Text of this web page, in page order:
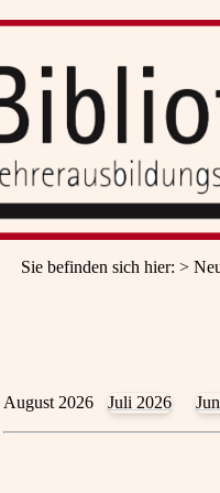
Sie befinden sich hier:
August 2026 Juli 2026